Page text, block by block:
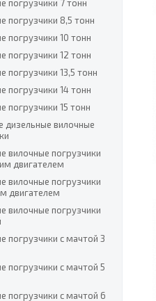
погрузчики 7 тонн
погрузчики 8,5 тонн
погрузчики 10 тонн
погрузчики 12 тонн
погрузчики 13,5 тонн
погрузчики 14 тонн
погрузчики 15 тонн
дизельные вилочные
вилочные погрузчики
двигателем
вилочные погрузчики
двигателем
вилочные погрузчики
погрузчики с мачтой 3
погрузчики с мачтой 5
погрузчики с мачтой 6